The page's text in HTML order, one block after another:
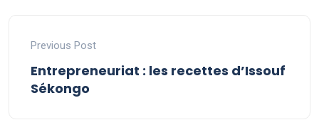
Previous Post
Entrepreneuriat : les recettes d’Issouf
Sékongo